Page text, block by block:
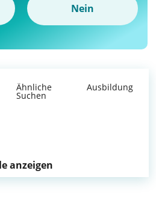
Nein
Ähnliche
Suchen
Ausbildung
anzeigen